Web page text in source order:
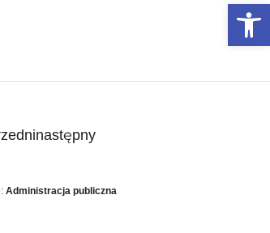
następny
Administracja publiczna